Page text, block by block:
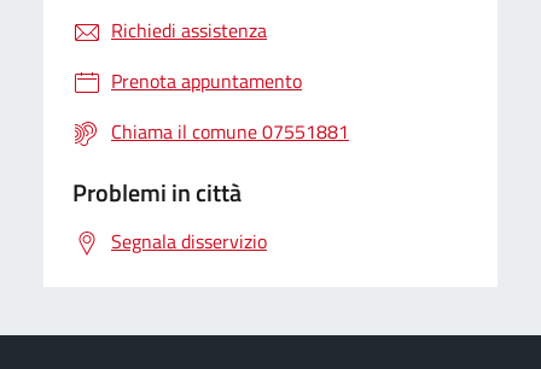
Richiedi assistenza
Prenota appuntamento
Chiama il comune 07551881
Problemi in città
Segnala disservizio